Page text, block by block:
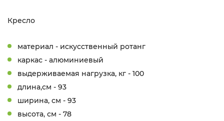
Кресло
материал - искусственный ротанг
каркас - алюминиевый
выдерживаемая нагрузка, кг - 100
длина,см - 93
ширина, см - 93
высота, см - 78